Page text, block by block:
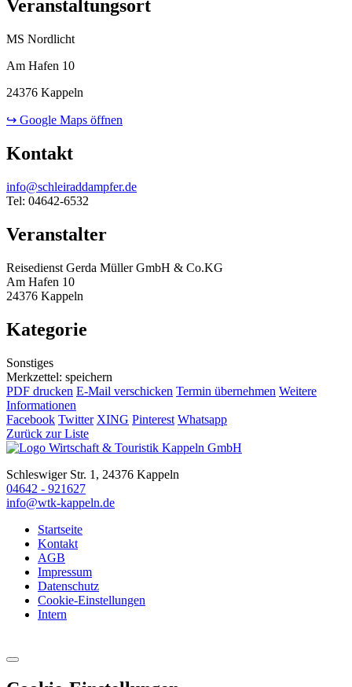
Veranstaltungsort
MS Nordlicht
Am Hafen 10
24376 Kappeln
↪ Google Maps öffnen
Kontakt
info@schleiraddampfer.de
Tel: 04642-6532
Veranstalter
Reisedienst Gerda Müller GmbH & Co.KG
Am Hafen 10
24376 Kappeln
Kategorie
Sonstiges
Merkzettel: speichern
PDF drucken E-Mail verschicken Termin übernehmen Weitere
Informationen
Facebook Twitter XING Pinterest Whatsapp
Zurück zur Liste
Schleswiger Str. 1, 24376 Kappeln
04642 - 921627
info@wtk-kappeln.de
Startseite
Kontakt
AGB
Impressum
Datenschutz
Cookie-Einstellungen
Intern